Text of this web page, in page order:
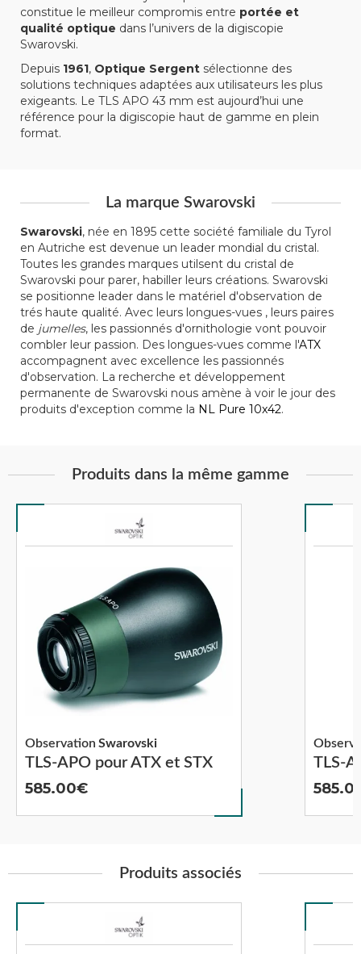
constitue le meilleur compromis entre portée et
qualité optique dans l’univers de la digiscopie
Swarovski.
Depuis 1961, Optique Sergent sélectionne des
solutions techniques adaptées aux utilisateurs les plus
exigeants. Le TLS APO 43 mm est aujourd’hui une
référence pour la digiscopie haut de gamme en plein
format.
La marque Swarovski
Swarovski, née en 1895 cette société familiale du Tyrol
en Autriche est devenue un leader mondial du cristal.
Toutes les grandes marques utilsent du cristal de
Swarovski pour parer, habiller leurs créations. Swarovski
se positionne leader dans le matériel d'observation de
trés haute qualité. Avec leurs longues-vues , leurs paires
de jumelles, les passionnés d'ornithologie vont pouvoir
combler leur passion. Des longues-vues comme l'ATX
accompagnent avec excellence les passionnés
d'observation. La recherche et développement
permanente de Swarovski nous amène à voir le jour des
produits d'exception comme la NL Pure 10x42.
Produits dans la même gamme
TLS-APO pour ATX et STX
Observation Swarovski
585.00
TLS-
Produits associés